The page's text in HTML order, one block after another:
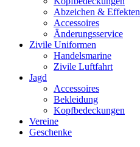
Abzeichen & Effekten
Accessoires
Änderungsservice
Zivile Uniformen
Handelsmarine
Zivile Luftfahrt
Jagd
Accessoires
Bekleidung
Kopfbedeckungen
Vereine
Geschenke